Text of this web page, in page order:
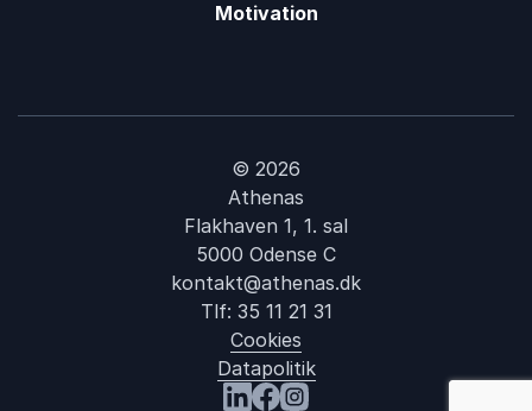
Motivation
© 2026
Athenas
Flakhaven 1, 1. sal
5000 Odense C
kontakt@athenas.dk
Tlf: 35 11 21 31
Cookies
Datapolitik